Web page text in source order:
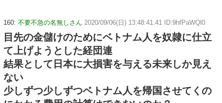
160: 不要不急の名無しさん 2020/09/06(日) 13:48:41.41 ID:9hfPaWQl0
目先の金儲けのためにベトナム人を奴隷に仕立
て上げようとした経団連
結果として日本に大損害を与える未来しか見え
ない
少しずつ少しずつベトナム人を帰国させてくの